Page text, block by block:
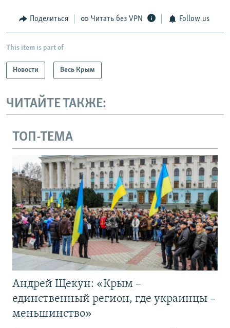
Поделиться Читать без VPN Follow us
This item is part of
Новости Весь Крым
ЧИТАЙТЕ ТАКЖЕ:
ТОП-ТЕМА
Андрей Щекун: «Крым –
единственный регион, где украинцы –
меньшинство»